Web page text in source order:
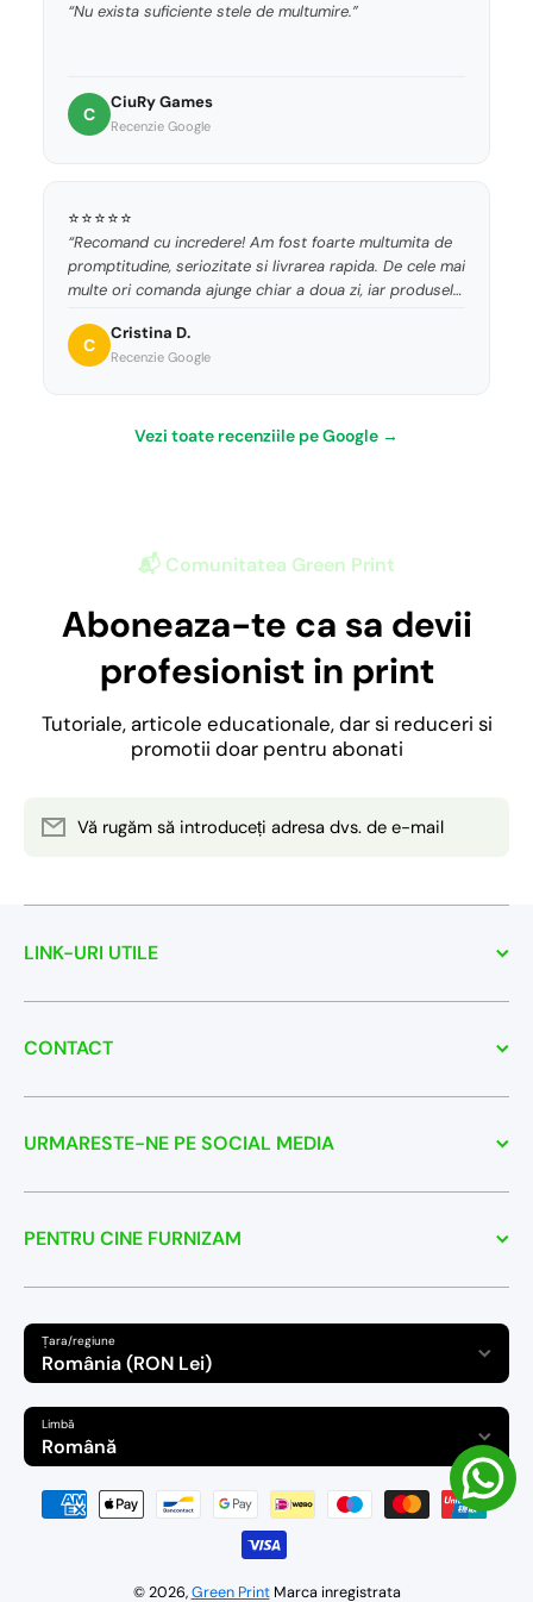
“Nu exista suficiente stele de multumire.”
C
CiuRy Games
Recenzie Google
⭐⭐⭐⭐⭐
“Recomand cu incredere! Am fost foarte multumita de
promptitudine, seriozitate si livrarea rapida. De cele mai
multe ori comanda ajunge chiar a doua zi, iar produsele
siguranta!”
C
Cristina D.
Recenzie Google
Vezi toate recenziile pe Google →
📬 Comunitatea Green Print
Aboneaza-te ca sa devii
profesionist in print
Tutoriale, articole educationale, dar si reduceri si
promotii doar pentru abonati
Vă rugăm să introduceți adresa dvs. de e-mail
LINK-URI UTILE
CONTACT
URMARESTE-NE PE SOCIAL MEDIA
PENTRU CINE FURNIZAM
Țara/regiune
România (RON Lei)
Limbă
Română
Modalitati de plata
© 2026,Green Print Marca inregistrata